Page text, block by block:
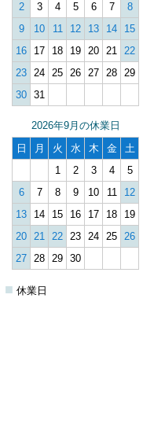
2
3 4 5 6 7
8
9
10 11 12 13 14
15
16
17 18 19 20 21 22
23 24 25 26 27 28 29
30 31
2026年9月の休業日
日
月 火 水 木 金
土
1
2 3 4
5
6
7 8 9 10 11
12
13
14 15 16 17 18
19
20 21 22 23 24 25 26
27 28 29 30
■ 休業日